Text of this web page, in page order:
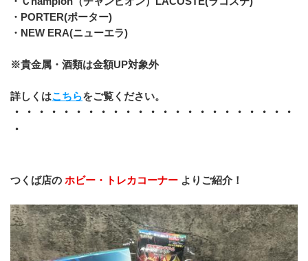
・PORTER(ポーター)
・NEW ERA(ニューエラ)
※貴金属・酒類は金額UP対象外
詳しくはこちらをご覧ください。
・・・・・・・・・・・・・・・・・・・・・・・
・
つくば店の ホビー・トレカコーナー よりご紹介！